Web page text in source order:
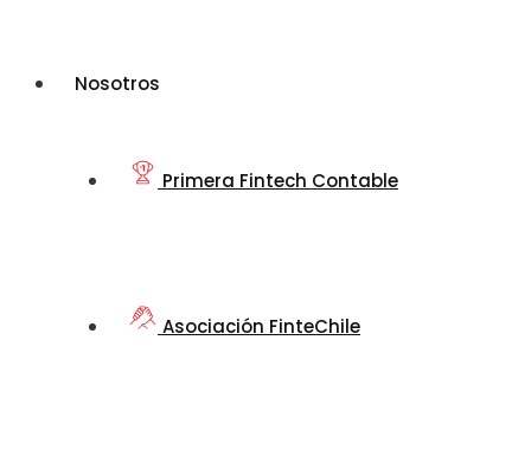
Nosotros
Primera Fintech Contable
Asociación FinteChile